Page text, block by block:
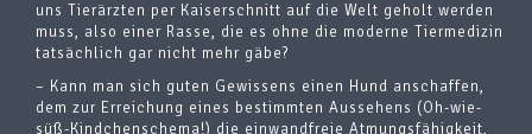
uns Tierärzten per Kaiserschnitt auf die Welt geholt werden
muss, also einer Rasse, die es ohne die moderne Tiermedizin
tatsächlich gar nicht mehr gäbe?
– Kann man sich guten Gewissens einen Hund anschaffen,
dem zur Erreichung eines bestimmten Aussehens (Oh-wie-
süß-Kindchenschema!) die einwandfreie Atmungsfähigkeit,